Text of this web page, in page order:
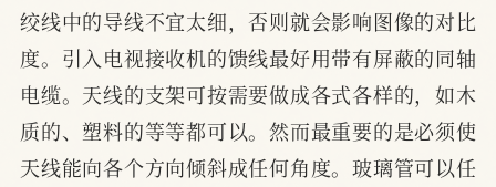
绞线中的导线不宜太细，否则就会影响图像的对比
度。引入电视接收机的馈线最好用带有屏蔽的同轴
电缆。天线的支架可按需要做成各式各样的，如木
质的、塑料的等等都可以。然而最重要的是必须使
天线能向各个方向倾斜成任何角度。玻璃管可以任